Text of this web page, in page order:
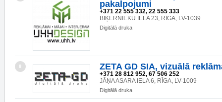
pakalpojumi
+371 22 555 332, 22 555 333
BIĶERNIEKU IELA 23, RĪGA, LV-1039
Digitālā druka
8 ZETA GD SIA, vizuālā
+371 28 812 952, 67 506 252
JĀŅA ASARA IELA 6, RĪGA, LV-1009
Digitālā druka